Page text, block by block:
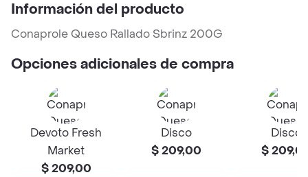
Información del producto
Conaprole Queso Rallado Sbrinz 200G
Opciones adicionales de compra
Devoto Fresh
Market
$ 209,00
Disco
$ 209,00
Disco
$